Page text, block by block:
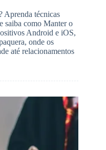
Aprenda técnicas
como Manter o
Android e iOS,
onde os
até relacionamentos